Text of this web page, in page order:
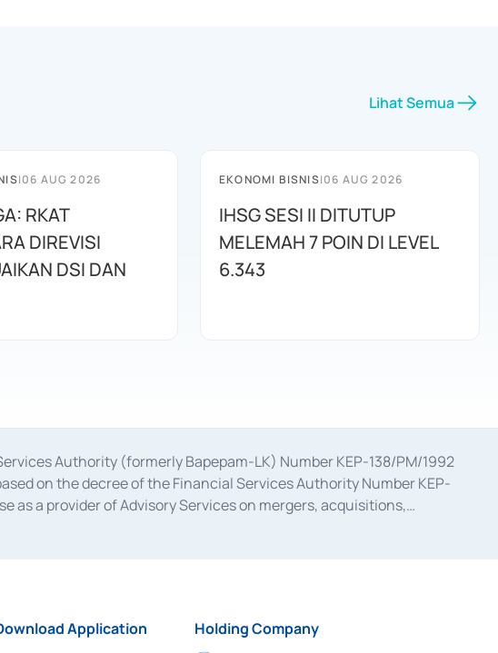
Lihat Semua
|06 AUG 2026
RKAT
DIREVISI
DSI DAN
EKONOMI BISNIS|06 AUG 2026
IHSG SESI II DITUTUP
MELEMAH 7 POIN DI LEVEL
6.343
Authority (formerly Bapepam-LK) Number KEP-138/PM/1992
on the decree of the Financial Services Authority Number KEP-
as a provider of Advisory Services on mergers, acquisitions,
dated February 28, 2014, a business license as a provider of
Application Holding Company